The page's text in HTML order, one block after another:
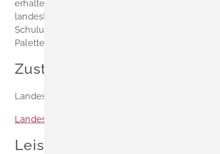
erhalten einen vernetzten Zugang zu
landeskundlichen Angeboten. Auch für den
Schulunterricht bietet LEO–BW eine breite
Palette von Materialien.
Zuständige Stelle
Landesarchiv Baden-Württemberg
Landesarchiv Baden-Württemberg
Leistungsdetails